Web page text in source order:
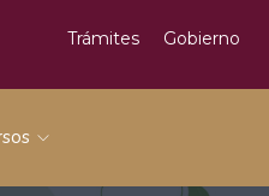
Trámites Gobierno